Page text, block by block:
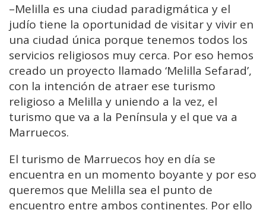
–Melilla es una ciudad paradigmática y el
judío tiene la oportunidad de visitar y vivir en
una ciudad única porque tenemos todos los
servicios religiosos muy cerca. Por eso hemos
creado un proyecto llamado ‘Melilla Sefarad’,
con la intención de atraer ese turismo
religioso a Melilla y uniendo a la vez, el
turismo que va a la Península y el que va a
Marruecos.
El turismo de Marruecos hoy en día se
encuentra en un momento boyante y por eso
queremos que Melilla sea el punto de
encuentro entre ambos continentes. Por ello